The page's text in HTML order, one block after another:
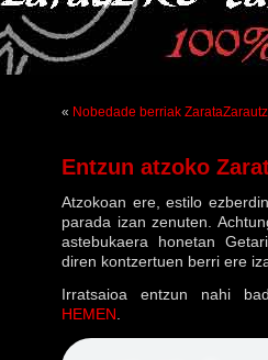
« Nobedade berriak
Entzun atzoko
Atzokoan ere, estilo
parada izan zenuten.
astebukaera honetan
diren kontzertuen berri ere
Irratsaioa entzun nahi
HEMEN